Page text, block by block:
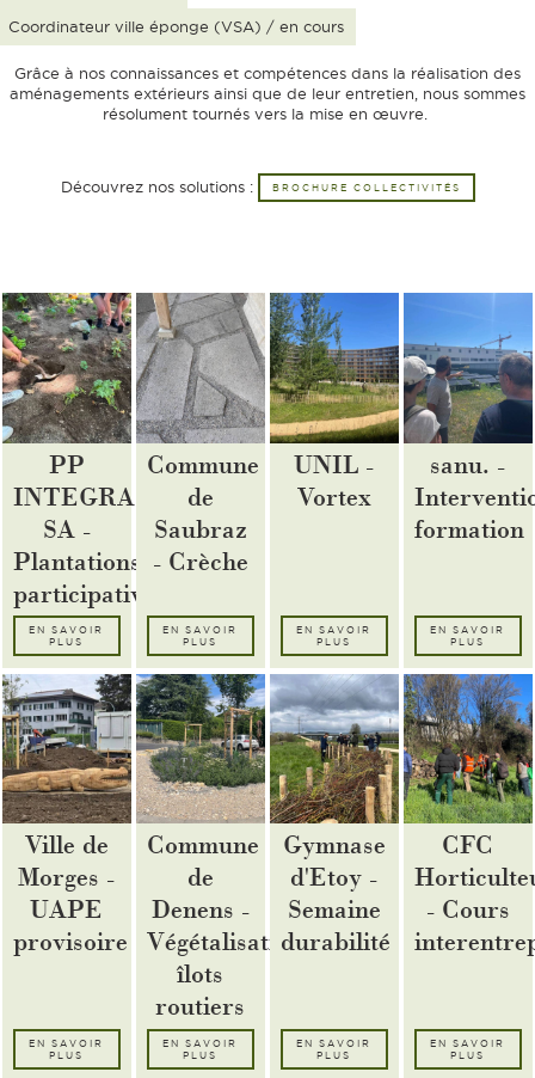
Coordinateur ville éponge (VSA) / en cours
Grâce à nos connaissances et compétences dans la réalisation des
aménagements extérieurs ainsi que de leur entretien, nous sommes
résolument tournés vers la mise en œuvre.
Découvrez nos solutions : BROCHURE COLLECTIVITÉS
PP
INTEGRA
SA -
Plantations
participatives
EN SAVOIR
PLUS
Commune
de
Saubraz
- Crèche
EN SAVOIR
PLUS
UNIL -
Vortex
EN SAVOIR
PLUS
sanu. -
formation
EN SAVOIR
PLUS
Ville de
Morges -
UAPE
provisoire
EN SAVOIR
PLUS
Commune
de
Denens -
Végétalisation
îlots
routiers
EN SAVOIR
PLUS
Gymnase
d'Etoy -
Semaine
durabilité
EN SAVOIR
PLUS
CFC
- Cours
EN SAVOIR
PLUS